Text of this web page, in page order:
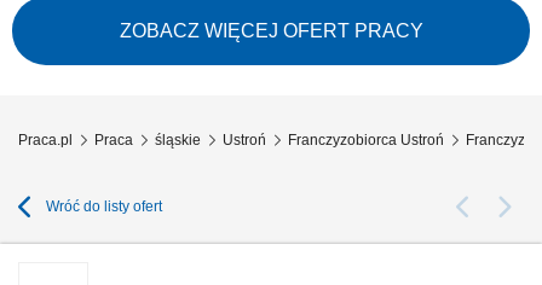
internetowego w oparciu o model franczyzowy; pozyskiwanie klientów
biznesowych i budowanie długofalowych relacji; sprzedaż usług takich
jak: strony internetowe, sklepy online, SEO/SEM, kampanie social media,
materiały...
ZOBACZ WIĘCEJ OFERT PRACY
Praca.pl Praca śląskie Ustroń Franczyzobiorca Ustroń
Wróć do listy ofert